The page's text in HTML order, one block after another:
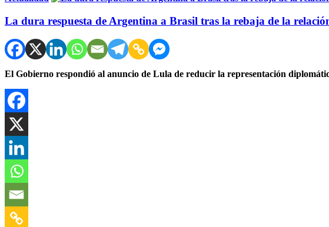
La dura respuesta de Argentina a Brasil tras la rebaja de la
El Gobierno respondió al anuncio de Lula de reducir la representación